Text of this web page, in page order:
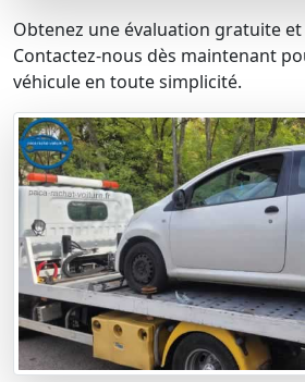
Obtenez une évaluation gratuite
Contactez-nous dès maintenant
véhicule en toute simplicité.